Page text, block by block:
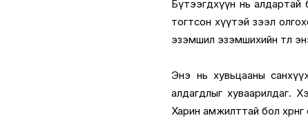
Бүтээгдхүүн нь алдартай
тогтсон хүүтэй зээл
эзэмшил эзэмшихийн төлөө
Энэ нь хувьцааны
алдагдлыг хуваарилдаг.
Харин амжилттай бол